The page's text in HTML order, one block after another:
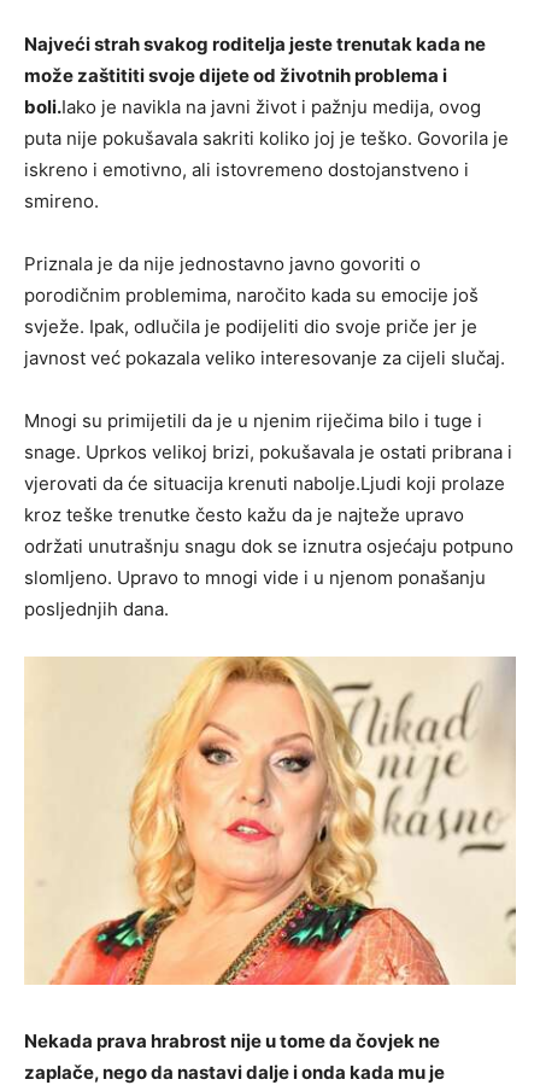
Najveći strah svakog roditelja jeste trenutak kada ne
može zaštititi svoje dijete od životnih problema i
boli.Iako je navikla na javni život i pažnju medija, ovog
puta nije pokušavala sakriti koliko joj je teško. Govorila je
iskreno i emotivno, ali istovremeno dostojanstveno i
smireno.
Priznala je da nije jednostavno javno govoriti o
porodičnim problemima, naročito kada su emocije još
svježe. Ipak, odlučila je podijeliti dio svoje priče jer je
javnost već pokazala veliko interesovanje za cijeli slučaj.
Mnogi su primijetili da je u njenim riječima bilo i tuge i
snage. Uprkos velikoj brizi, pokušavala je ostati pribrana i
vjerovati da će situacija krenuti nabolje.Ljudi koji prolaze
kroz teške trenutke često kažu da je najteže upravo
održati unutrašnju snagu dok se iznutra osjećaju potpuno
slomljeno. Upravo to mnogi vide i u njenom ponašanju
posljednjih dana.
Nekada prava hrabrost nije u tome da čovjek ne
zaplače, nego da nastavi dalje i onda kada mu je